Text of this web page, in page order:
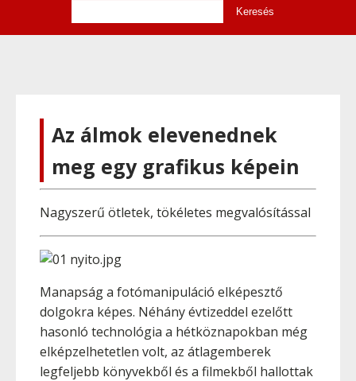
Az álmok elevenednek
meg egy grafikus képein
Nagyszerű ötletek, tökéletes megvalósítással
Manapság a fotómanipuláció elképesztő
dolgokra képes. Néhány évtizeddel ezelőtt
hasonló technológia a hétköznapokban még
elképzelhetetlen volt, az átlagemberek
legfeljebb könyvekből és a filmekből hallottak